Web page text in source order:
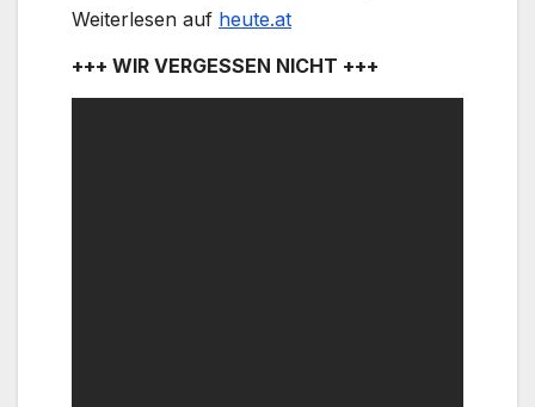
Weiterlesen auf heute.at
+++ WIR VERGESSEN NICHT +++